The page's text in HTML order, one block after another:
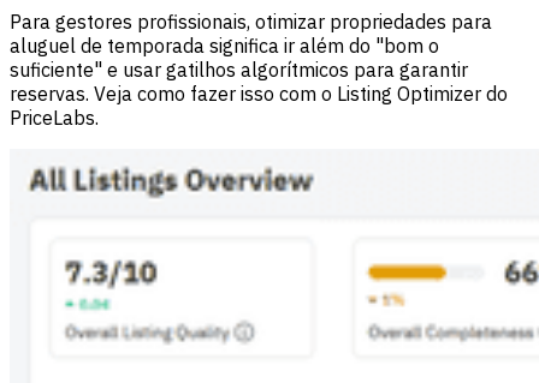
Para gestores profissionais, otimizar propriedades para
aluguel de temporada significa ir além do "bom o
suficiente" e usar gatilhos algorítmicos para garantir
reservas. Veja como fazer isso com o Listing Optimizer do
PriceLabs.